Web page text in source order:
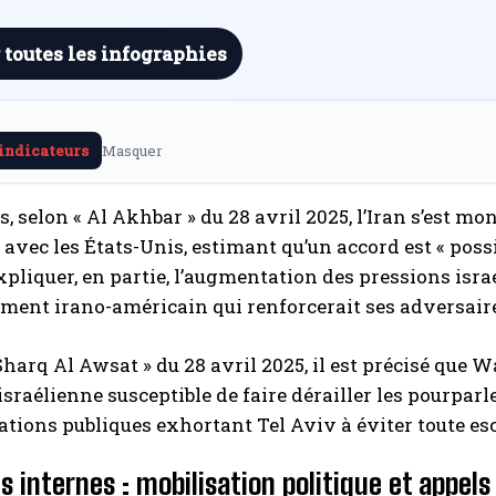
les infographies
Masquer
selon « Al Akhbar » du 28 avril 2025, l’Iran s’est
les États-Unis, estimant qu’un accord est «
en partie, l’augmentation des pressions
irano-américain qui renforcerait ses
Al Awsat » du 28 avril 2025, il est précisé que
susceptible de faire dérailler les
publiques exhortant Tel Aviv à éviter toute
internes : mobilisation politique et